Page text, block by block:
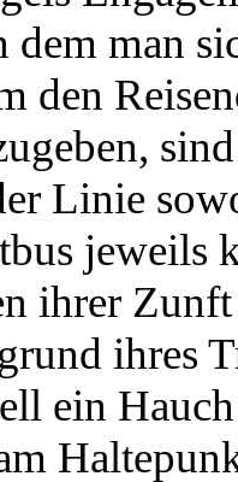
dem man
den
Linie
jeweils
ihrer
ihres
ein